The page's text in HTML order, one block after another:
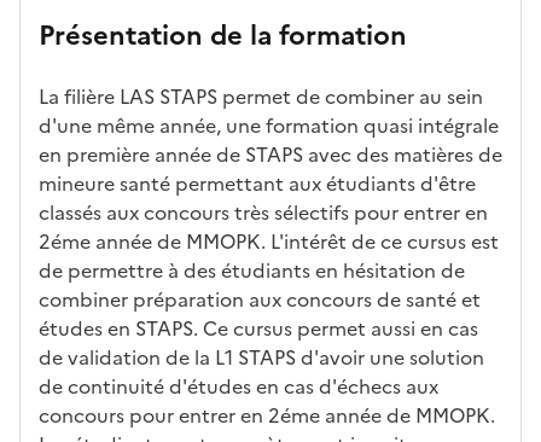
n
e
o
r
m
a
t
i
o
n
d
a
n
s
ses
act
éris
tiq
ues
par
ssemen
t
o
ali
té
s
d
e
c
a
n
di
d
at
ur
s
ac
cè
s à
la
fo
rm
ati
on
re
dé
bo
uch
és
l'ét
abl
iss
em
ent
Présentation de la formation
La filière LAS STAPS permet de combiner au sein
d'une même année, une formation quasi intégrale
en première année de STAPS avec des matières de
mineure santé permettant aux étudiants d'être
classés aux concours très sélectifs pour entrer en
2éme année de MMOPK. L'intérêt de ce cursus est
de permettre à des étudiants en hésitation de
combiner préparation aux concours de santé et
études en STAPS. Ce cursus permet aussi en cas
de validation de la L1 STAPS d'avoir une solution
de continuité d'études en cas d'échecs aux
concours pour entrer en 2éme année de MMOPK.